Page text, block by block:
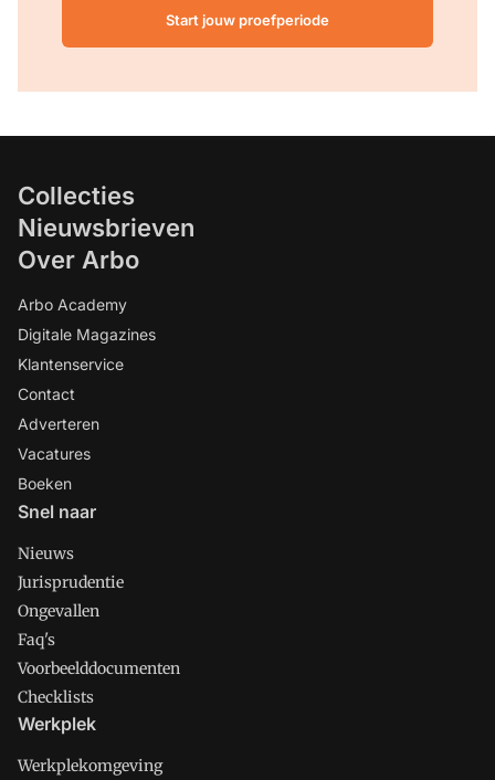
Start jouw proefperiode
Collecties
Nieuwsbrieven
Over Arbo
Arbo Academy
Digitale Magazines
Klantenservice
Contact
Adverteren
Vacatures
Boeken
Snel naar
Nieuws
Jurisprudentie
Ongevallen
Faq's
Voorbeelddocumenten
Checklists
Werkplek
Werkplekomgeving